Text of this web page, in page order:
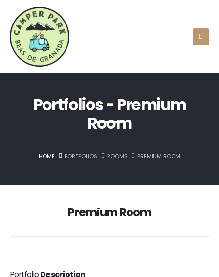
Portfolios - Premium
Room
HOME PORTFOLIOS ROOMS PREMIUM ROOM
Premium Room
PortfolioDescription